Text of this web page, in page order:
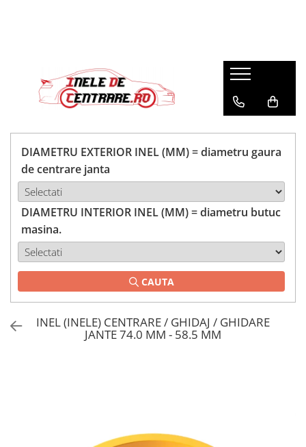
DIAMETRU EXTERIOR INEL (MM) = diametru gaura
de centrare janta
DIAMETRU INTERIOR INEL (MM) = diametru butuc
masina.
CAUTA
INEL (INELE) CENTRARE / GHIDAJ / GHIDARE
JANTE 74.0 MM - 58.5 MM